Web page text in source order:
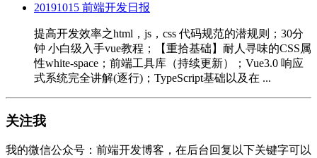
20191015 前端开发日报
提高开发效率之html，js，css 代码规范的潜规则；30分
钟 小白级入手vue教程；【重拾基础】耐人寻味的CSS属
性white-space；前端工具库（持续更新）；Vue3.0 响应
式系统完全讲解(逐行)；TypeScript基础以及在 ...
关注我
我的微信公众号：前端开发博客，在后台回复以下关键字可以